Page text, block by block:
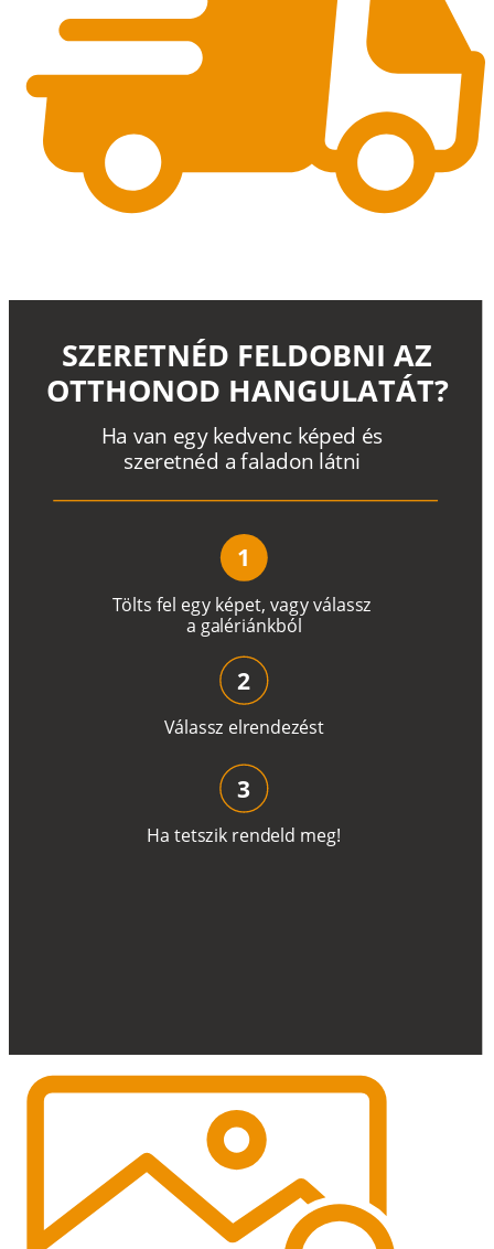
Tölts fel egy képet, vagyválassz
a galériánkból
Ha van egy kedvenc képed és
szeretnéd a faladon látni
SZERETNÉD FELDOBNI AZ
OTTHONOD HANGULATÁT?
1
Válassz elrendezést
2
Ha tetszik rendeld meg!
3